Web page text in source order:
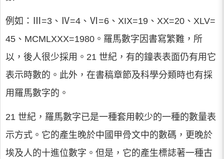
例如：Ⅲ=3、Ⅳ=4、Ⅵ=6、XIX=19、XX=20、XLV=
45、MCMLXXX=1980。羅馬數字因書寫繁難，所
以，後人很少採用。21 世紀，有的鐘表表面仍有用它
表示時數的。此外，在書稿章節及科學分類時也有採
用羅馬數字的。
21 世紀，羅馬數字已是一種套用較少的一種的數量表
示方式。它的產生晚於中國甲骨文中的數碼，更晚於
埃及人的十進位數字。但是，它的產生標誌著一種古